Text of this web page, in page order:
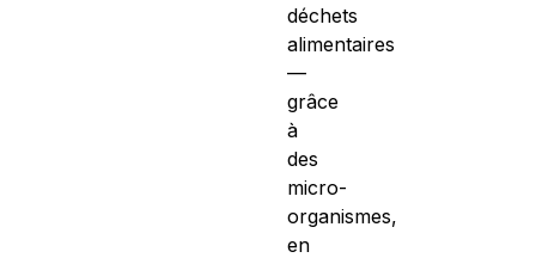
déchets
alimentaires
—
grâce
à
des
micro-
organismes,
en